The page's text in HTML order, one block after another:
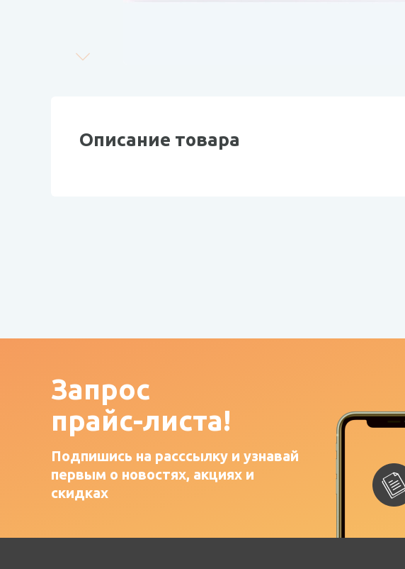
Описание товара
Запрос
прайс-листа!
Подпишись на расссылку и узнавай
первым о новостях, акциях и
скидках